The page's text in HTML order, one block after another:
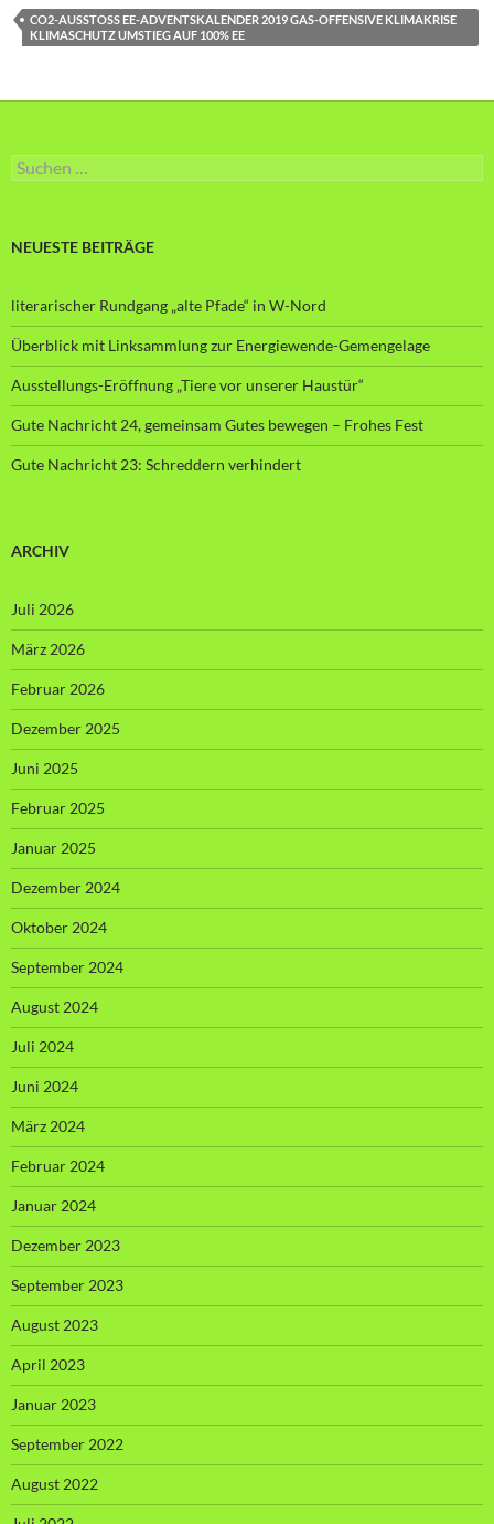
CO2-AUSSTOSS EE-ADVENTSKALENDER 2019 GAS-OFFENSIVE KLIMAKRISE K
LIMASCHUTZ UMSTIEG AUF 100% EE
Suche
nach:
NEUESTE BEITRÄGE
literarischer Rundgang „alte Pfade“ in W-Nord
Überblick mit Linksammlung zur Energiewende-Gemengelage
Ausstellungs-Eröffnung „Tiere vor unserer Haustür“
Gute Nachricht 24, gemeinsam Gutes bewegen – Frohes Fest
Gute Nachricht 23: Schreddern verhindert
ARCHIV
Juli 2026
März 2026
Februar 2026
Dezember 2025
Juni 2025
Februar 2025
Januar 2025
Dezember 2024
Oktober 2024
September 2024
August 2024
Juli 2024
Juni 2024
März 2024
Februar 2024
Januar 2024
Dezember 2023
September 2023
August 2023
April 2023
Januar 2023
September 2022
August 2022